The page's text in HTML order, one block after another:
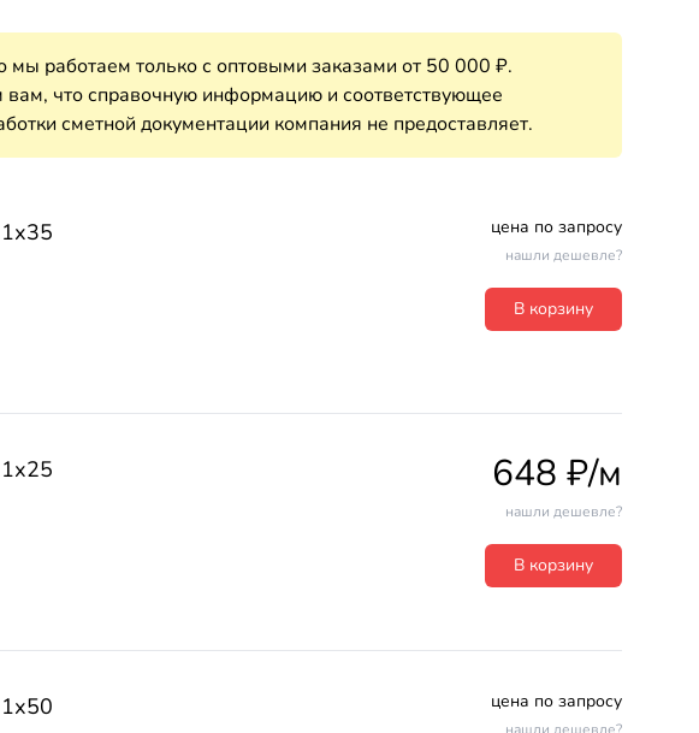
работаем только с оптовыми заказами от 50 000 ₽.
что справочную информацию и соответствующее
сметной документации компания не предоставляет.
цена по запросу
нашли дешевле?
В корзину
648 ₽/м
нашли дешевле?
В корзину
цена по запросу
нашли дешевле?